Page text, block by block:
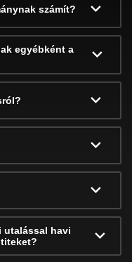
számít?
egyébként a
utalással havi